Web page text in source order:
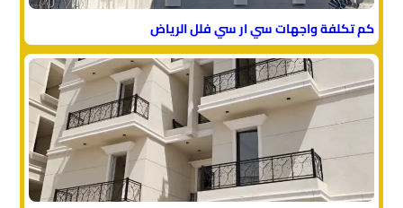
كم تكلفة واجهات سي ار سي فلل الرياض